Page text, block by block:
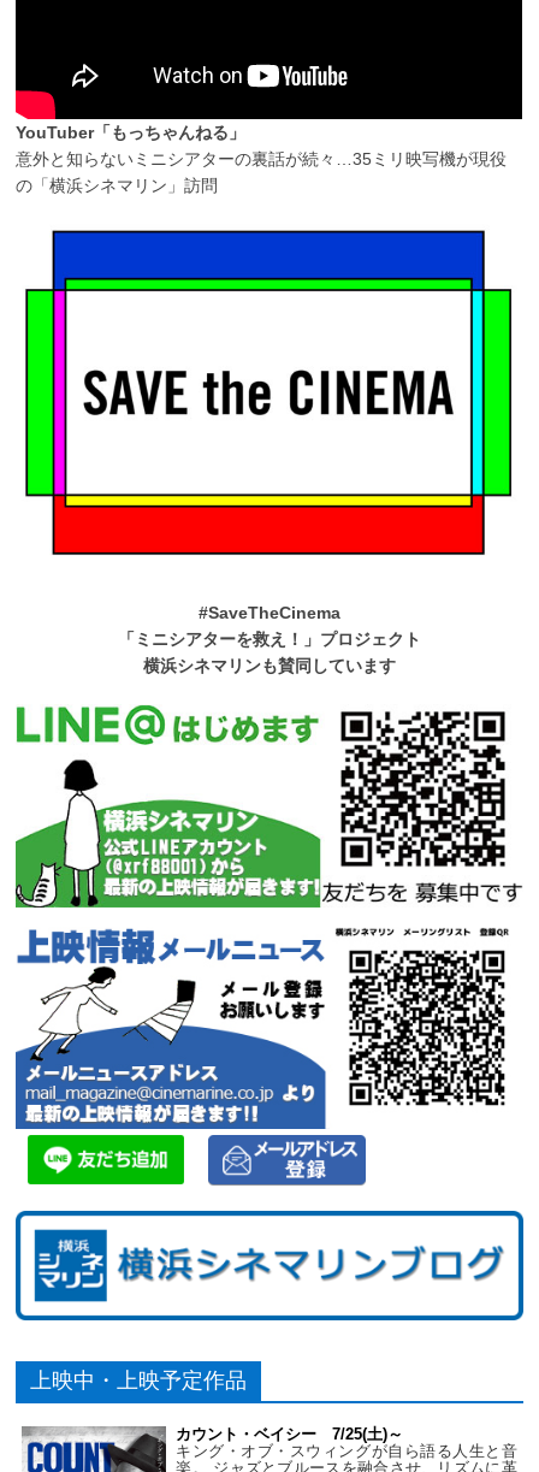
YouTuber「もっちゃんねる」
意外と知らないミニシアターの裏話が続々…35ミリ映写機が現役
の「横浜シネマリン」訪問
#SaveTheCinema
「ミニシアターを救え！」プロジェクト
横浜シネマリンも賛同しています
上映中・上映予定作品
カウント・ベイシー 7/25(土)～
キング・オブ・スウィングが自ら語る人生と音
楽。 ジャズとブルースを融合させ、リズムに革